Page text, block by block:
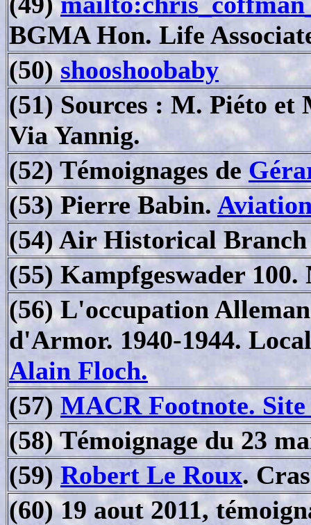
BGMA Hon. Life
(50)shooshoobaby
(51) Sources : M. Piéto
Via Yannig.
(52) Témoignages de
(53) Pierre Babin.
(54) Air Historical Branch
(55) Kampfgeswader 100.
(56) L'occupation
d'Armor. 1940-1944.
Alain Floch.
(57) MACR Footnote.
(58) Témoignage du 23
(59) Robert Le Roux.
(60) 19 aout 2011,